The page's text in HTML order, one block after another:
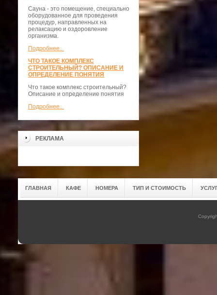
Сауна - это помещение, специально
оборудованное для проведения
процедур, направленных на
релаксацию и оздоровление
организма.
Подробнее...
ЧТО ТАКОЕ КОМПЛЕКС
СТРОИТЕЛЬНЫЙ? ОПИСАНИЕ И
ОПРЕДЕЛЕНИЕ ПОНЯТИЯ
Что такое комплекс строительный?
Описание и определение понятия
Подробнее...
>
РЕКЛАМА
ГЛАВНАЯ КАФЕ НОМЕРА ТИП И СТОИМОСТЬ